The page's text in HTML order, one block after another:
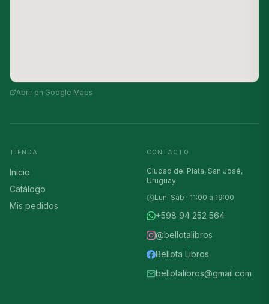
Abrir en Google Maps
TIENDA
Inicio
Catálogo
Mis pedidos
CONTACTO
Ciudad del Plata, San José,
Uruguay
Lun–Sáb · 11:00 a 19:00
+598 94 252 564
@bellotalibros
Bellota Libros
bellotalibros@gmail.com